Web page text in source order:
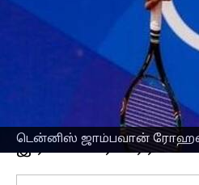
டென்னிஸ் ஜாம்பவான்
அறிவித்துள்ளார்.
45 வயதான
மாஸ்டர்ஸ் 1000
இந்தப் போட்டியில்
தோல்வியடைந்தனர்.
தனது பலம் வாய்ந்த